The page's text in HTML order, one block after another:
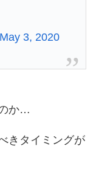
May 3, 2020
か…
きタイミングが